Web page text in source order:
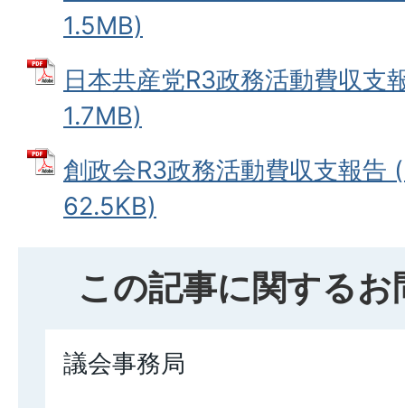
1.5MB)
日本共産党R3政務活動費収支
1.7MB)
創政会R3政務活動費収支報告
62.5KB)
この記事に関する
議会事務局